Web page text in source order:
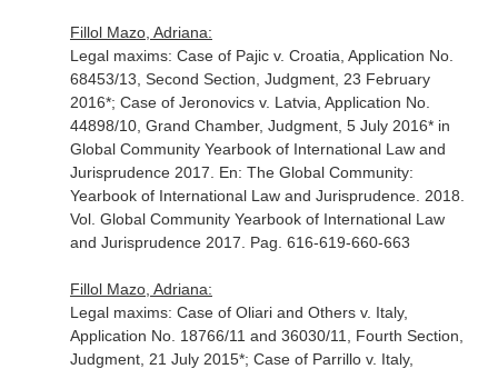
Fillol Mazo, Adriana:
Legal maxims: Case of Pajic v. Croatia, Application No.
68453/13, Second Section, Judgment, 23 February
2016*; Case of Jeronovics v. Latvia, Application No.
44898/10, Grand Chamber, Judgment, 5 July 2016* in
Global Community Yearbook of International Law and
Jurisprudence 2017. En: The Global Community:
Yearbook of International Law and Jurisprudence. 2018.
Vol. Global Community Yearbook of International Law
and Jurisprudence 2017. Pag. 616-619-660-663
Fillol Mazo, Adriana:
Legal maxims: Case of Oliari and Others v. Italy,
Application No. 18766/11 and 36030/11, Fourth Section,
Judgment, 21 July 2015*; Case of Parrillo v. Italy,